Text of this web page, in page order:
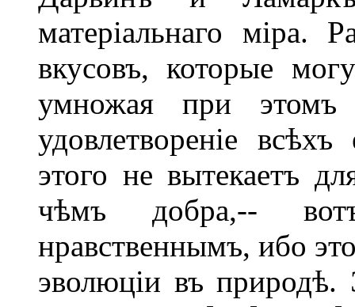
матеріальнаго міра.
вкусовъ, которые
умножая при этомъ
удовлетвореніе
этого не вытекаетъ
чѣмъ добра,--
нравственнымъ, ибо
эволюціи въ